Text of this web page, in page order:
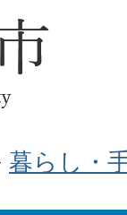
暮らし・